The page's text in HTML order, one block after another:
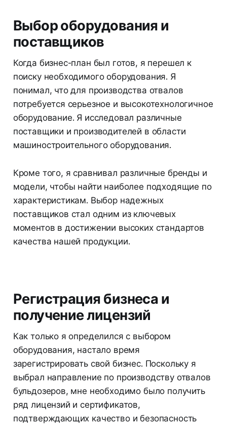
Выбор оборудования и
поставщиков
Когда бизнес-план был готов, я перешел к
поиску необходимого оборудования. Я
понимал, что для производства отвалов
потребуется серьезное и высокотехнологичное
оборудование. Я исследовал различные
поставщики и производителей в области
машиностроительного оборудования.
Кроме того, я сравнивал различные бренды и
модели, чтобы найти наиболее подходящие по
характеристикам. Выбор надежных
поставщиков стал одним из ключевых
моментов в достижении высоких стандартов
качества нашей продукции.
Регистрация бизнеса и
получение лицензий
Как только я определился с выбором
оборудования, настало время
зарегистрировать свой бизнес. Поскольку я
выбрал направление по производству отвалов
бульдозеров, мне необходимо было получить
ряд лицензий и сертификатов,
подтверждающих качество и безопасность